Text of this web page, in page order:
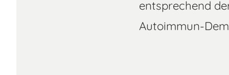
entsprechend
Autoimmun-